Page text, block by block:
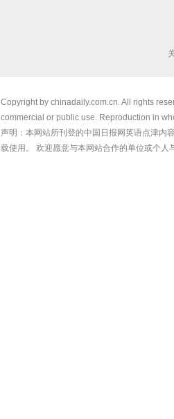
Copyright by chinadaily.com.cn. All rights
commercial or public use. Reproduction in
声明：本网站所刊登的中国日报网英语点津内
载使用。 欢迎愿意与本网站合作的单位或个人